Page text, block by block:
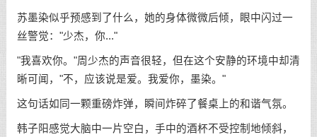
苏墨染似乎预感到了什么，她的身体微微后倾，眼中闪过一
丝警觉："少杰，你..."
"我喜欢你。"周少杰的声音很轻，但在这个安静的环境中却清
晰可闻，"不，应该说是爱。我爱你，墨染。"
这句话如同一颗重磅炸弹，瞬间炸碎了餐桌上的和谐气氛。
韩子阳感觉大脑中一片空白，手中的酒杯不受控制地倾斜，